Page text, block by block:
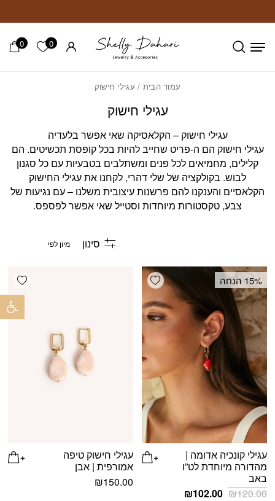
0 הרשימה
0
עמוד הבית / עגילי חישוק
עגילי חישוק
עגילי חישוק – הקלאסיקה שאי אפשר בלעדיה
עגילי חישוק הם ה-פריט שחייב להיות בכל קופסת תכשיטים. הם
קלילים, מחמיאים לכל פנים ומשתלבים בטבעיות עם כל סגנון
לבוש. בקולקציה של שלי דהרי, לקחנו את עגילי החישוק
הקלאסיים והענקנו להם פרשנות עיצובית משלנו – עם נגיעות של
צבע, טקסטורות מיוחדות וסטייל שאי אפשר לפספס.
סינון
Add wishlist ‫15% הנחה
עגילי קונכיה אדומה |
מהדורה מיוחדת לט”ו
באב
₪120.00
המחיר ₪102.00
עגילי חישוק טיפה
אמורפית | אבן
₪150.00